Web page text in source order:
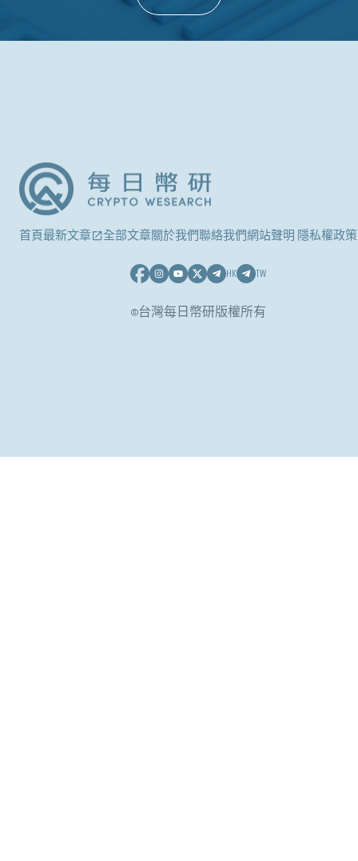
首頁最新文章 全部文章關於我們聯絡我們網站聲明 隱私權政策
HK TW
©台灣每日幣研版權所有